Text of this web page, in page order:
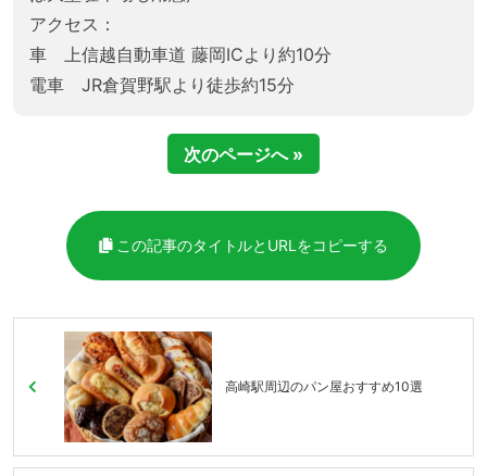
アクセス：
車 上信越自動車道 藤岡ICより約10分
電車 JR倉賀野駅より徒歩約15分
次のページへ »
この記事のタイトルとURLをコピーする
高崎駅周辺のパン屋おすすめ10選